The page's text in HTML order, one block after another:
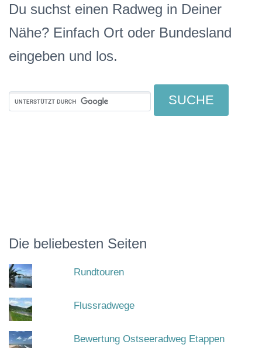
Du suchst einen Radweg in Deiner
Nähe? Einfach Ort oder Bundesland
eingeben und los.
Die beliebesten Seiten
Rundtouren
Flussradwege
Bewertung Ostseeradweg Etappen